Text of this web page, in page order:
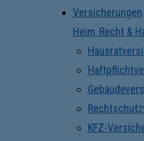
Versicherungen
Heim, Recht &
KFZ-